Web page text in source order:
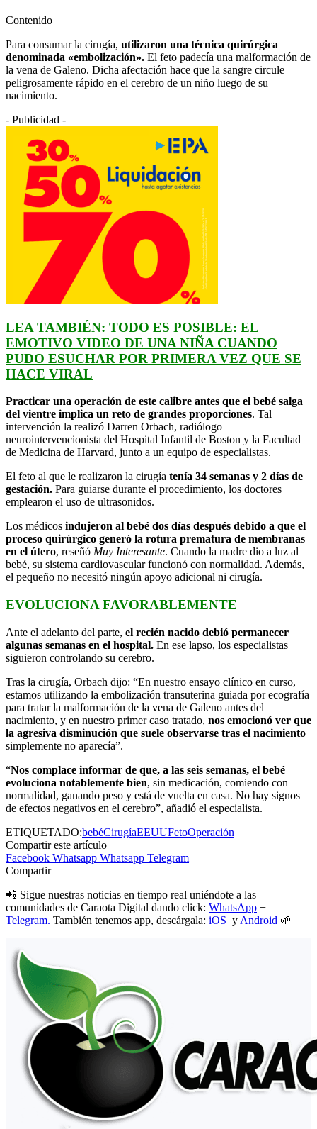
Contenido
Para consumar la cirugía, utilizaron una técnica quirúrgica
denominada «embolización». El feto padecía una malformación de
la vena de Galeno. Dicha afectación hace que la sangre circule
peligrosamente rápido en el cerebro de un niño luego de su
nacimiento.
- Publicidad -
LEA TAMBIÉN: TODO ES POSIBLE: EL
EMOTIVO VIDEO DE UNA NIÑA CUANDO
PUDO ESUCHAR POR PRIMERA VEZ QUE SE
HACE VIRAL
Practicar una operación de este calibre antes que el bebé salga
del vientre implica un reto de grandes proporciones. Tal
intervención la realizó Darren Orbach, radiólogo
neurointervencionista del Hospital Infantil de Boston y la Facultad
de Medicina de Harvard, junto a un equipo de especialistas.
El feto al que le realizaron la cirugía tenía 34 semanas y 2 días de
gestación. Para guiarse durante el procedimiento, los doctores
emplearon el uso de ultrasonidos.
Los médicos indujeron al bebé dos días después debido a que el
proceso quirúrgico generó la rotura prematura de membranas
en el útero, reseñó Muy Interesante. Cuando la madre dio a luz al
bebé, su sistema cardiovascular funcionó con normalidad. Además,
el pequeño no necesitó ningún apoyo adicional ni cirugía.
EVOLUCIONA FAVORABLEMENTE
Ante el adelanto del parte, el recién nacido debió permanecer
algunas semanas en el hospital. En ese lapso, los especialistas
siguieron controlando su cerebro.
Tras la cirugía, Orbach dijo: “En nuestro ensayo clínico en curso,
estamos utilizando la embolización transuterina guiada por ecografía
para tratar la malformación de la vena de Galeno antes del
nacimiento, y en nuestro primer caso tratado, nos emocionó ver que
la agresiva disminución que suele observarse tras el nacimiento
simplemente no aparecía”.
“Nos complace informar de que, a las seis semanas, el bebé
evoluciona notablemente bien, sin medicación, comiendo con
normalidad, ganando peso y está de vuelta en casa. No hay signos
de efectos negativos en el cerebro”, añadió el especialista.
ETIQUETADO:bebéCirugíaEEUUFetoOperación
Compartir este artículo
Facebook Whatsapp Whatsapp Telegram
Compartir
📲 Sigue nuestras noticias en tiempo real uniéndote a las
comunidades de Caraota Digital dando click: WhatsApp +
Telegram. También tenemos app, descárgala: iOS y Android 🌱